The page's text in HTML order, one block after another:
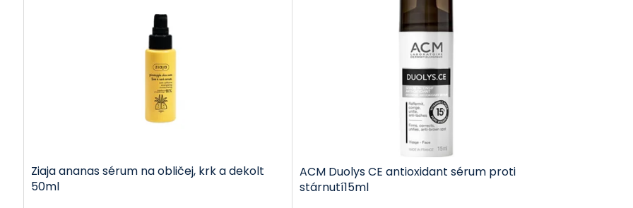
Ziaja ananas sérum na obličej, krk a dekolt
50ml
ACM Duolys CE antioxidant sérum proti
stárnutí15ml